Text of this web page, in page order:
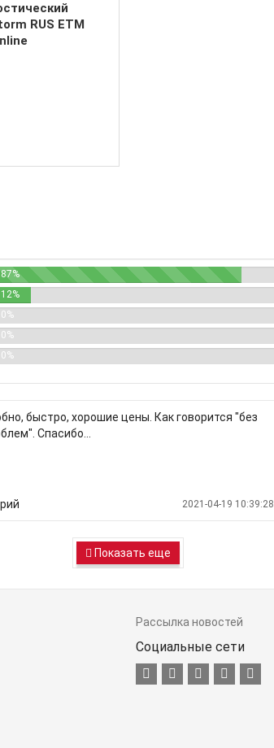
RUS ETM
87%
12%
0%
0%
0%
быстро, хорошие цены. Как говорится "без
Спасибо...
2021-04-19 10:39:28
Показать еще
Рассылка новостей
Социальные сети